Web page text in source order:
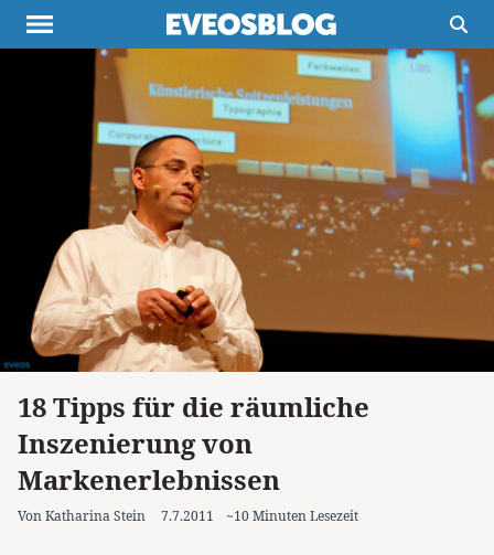
Themen Projekte
Inspiration
Destinationen
Über uns
Werbung
Buchtipps
Newsletter
18 Tipps für die räumliche
Inszenierung von
Markenerlebnissen
Von Katharina Stein 7.7.2011 ~10 Minuten Lesezeit